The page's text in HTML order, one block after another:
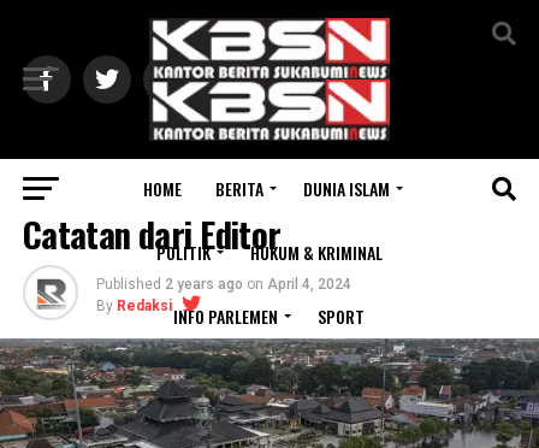
HOME BERITA DUNIA ISLAM
POLITIK HUKUM & KRIMINAL
INFO PARLEMEN SPORT
SOROTAN
Catatan dari Editor
Published 2 years ago on April 4, 2024
By Redaksi
Exit mobile version